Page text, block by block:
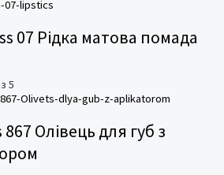
07 Рідка матова помада
з 5
867 Олівець для губ з